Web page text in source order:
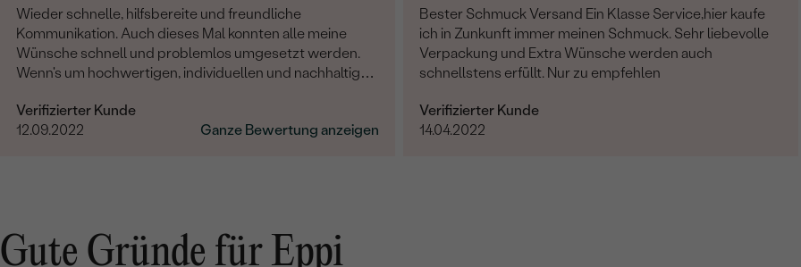
Wieder schnelle, hilfsbereite und freundliche
Kommunikation. Auch dieses Mal konnten alle meine
Wünsche schnell und problemlos umgesetzt werden.
Wenn's um hochwertigen, individuellen und nachhaltigen
Verifizierter Kunde
12.09.2022
Ganze Bewertung anzeigen
Bester Schmuck Versand Ein Klasse Service,hier kaufe
ich in Zunkunft immer meinen Schmuck. Sehr liebevolle
Verpackung und Extra Wünsche werden auch
schnellstens erfüllt. Nur zu empfehlen
Verifizierter Kunde
14.04.2022
Gute Gründe für Eppi